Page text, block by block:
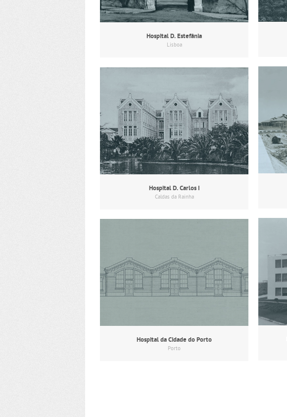
Hospital D. Estefânia
Lisboa
Hospital D. Carlos I
Caldas da Rainha
Hospital da Cidade do Porto
Porto